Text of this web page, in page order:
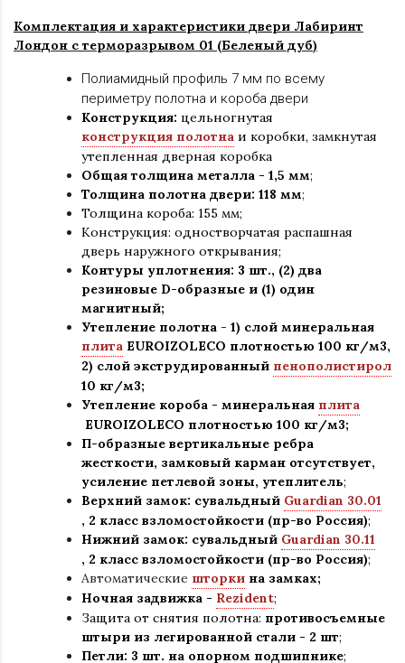
Комплектация и характеристики двери Лабиринт
Лондон с терморазрывом 01 (Беленый дуб)
Полиамидный профиль 7 мм по всему
периметру полотна и короба двери
Конструкция: цельногнутая
конструкция полотна и коробки, замкнутая
утепленная дверная коробка
Общая толщина металла - 1,5 мм;
Толщина полотна двери: 118 мм;
Толщина короба: 155 мм;
Конструкция: одностворчатая распашная
дверь наружного открывания;
Контуры уплотнения: 3 шт., (2) два
резиновые D-образные и (1) один
магнитный;
Утепление полотна - 1) слой минеральная
плита EUROIZOLECO плотностью 100 кг/м3,
2) слой экструдированный пенополистирол
10 кг/м3;
Утепление короба - минеральная плита
EUROIZOLECO плотностью 100 кг/м3;
П-образные вертикальные ребра
жесткости, замковый карман отсутствует,
усиление петлевой зоны, утеплитель;
Верхний замок: сувальдный Guardian 30.01
, 2 класс взломостойкости (пр-во Россия);
Нижний замок: сувальдный Guardian 30.11
, 2 класс взломостойкости (пр-во Россия);
Автоматические шторки на замках;
Ночная задвижка - Rezident;
Защита от снятия полотна: противосъемные
штыри из легированной стали - 2 шт;
Петли: 3 шт. на опорном подшипнике;